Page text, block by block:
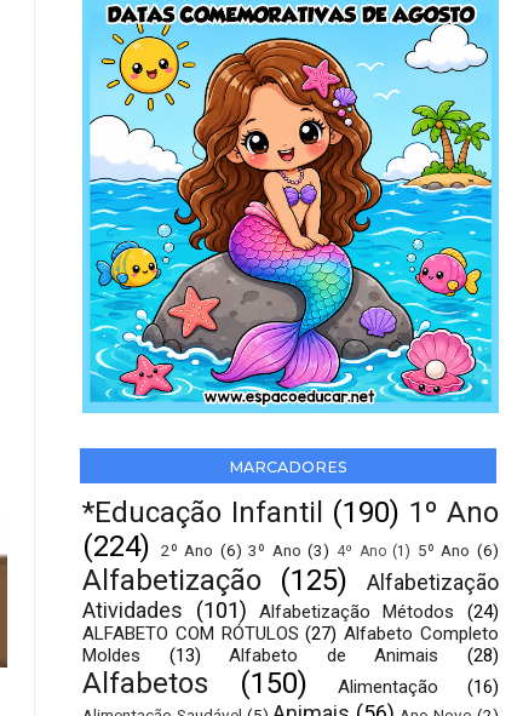
MARCADORES
*Educação Infantil (190) 1º Ano
(224)
2º Ano (6) 3º Ano (3) 4º Ano (1) 5º Ano (6)
Alfabetização (125)
Alfabetização
Atividades
(101) Alfabetização Métodos
(24)
ALFABETO COM RÓTULOS (27) Alfabeto Completo
Moldes
(13) Alfabeto de Animais (28)
Alfabetos (150) Alimentação (16)